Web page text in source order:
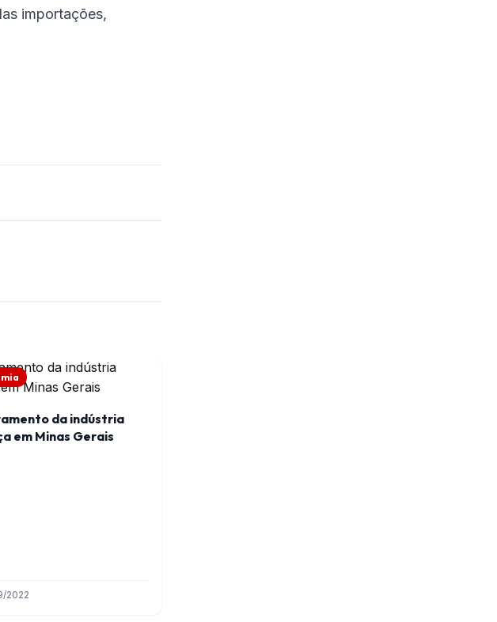
importações,
da indústria
em Minas Gerais
2022